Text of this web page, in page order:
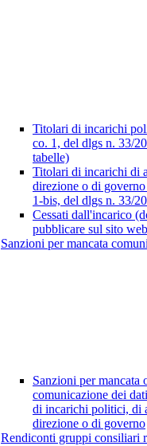
Titolari di incarichi
co. 1, del dlgs n. 33/
tabelle)
Titolari di incarichi di
direzione o di
1-bis, del dlgs n. 33/
Cessati dall'incarico
pubblicare sul sito
Sanzioni per mancata
Sanzioni per mancata
comunicazione dei
di incarichi politici, di
direzione o di governo
Rendiconti gruppi consiliari